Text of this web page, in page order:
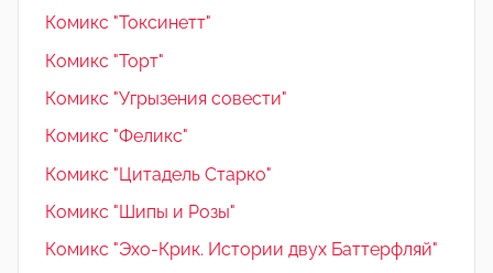
Комикс "Токсинетт"
Комикс "Торт"
Комикс "Угрызения совести"
Комикс "Феликс"
Комикс "Цитадель Старко"
Комикс "Шипы и Розы"
Комикс "Эхо-Крик. Истории двух Баттерфляй"